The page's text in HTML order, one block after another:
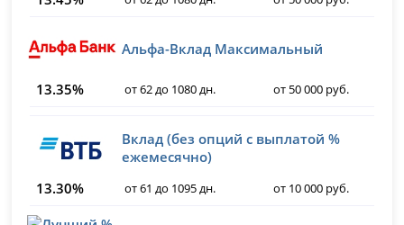
Альфа-Вклад Максимальный
13.35% от 62 до 1080 дн. от 50 000 руб.
Вклад (без опций с выплатой %
ежемесячно)
13.30%
от 61 до 1095 дн. от 10 000 руб.